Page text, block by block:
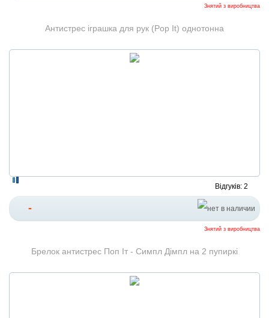
Знятий з виробництва
Антистрес іграшка для рук (Pop It) однотонна
Відгуків: 2
-
Знятий з виробництва
Брелок антистрес Поп Іт - Симпл Дімпл на 2 пупиркі